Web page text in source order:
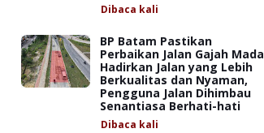
Dibaca kali
BP Batam Pastikan
Perbaikan Jalan Gajah Mada
Hadirkan Jalan yang Lebih
Berkualitas dan Nyaman,
Pengguna Jalan Dihimbau
Senantiasa Berhati-hati
Dibaca kali